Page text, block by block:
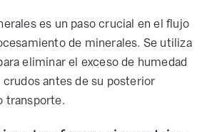
es un paso crucial en el flujo
de minerales. Se utiliza
eliminar el exceso de humedad
antes de su posterior
transporte.